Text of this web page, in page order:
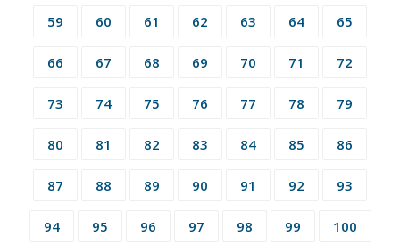
59 60 61 62 63 64 65
66 67 68 69 70 71 72
73 74 75 76 77 78 79
80 81 82 83 84 85 86
87 88 89 90 91 92 93
94 95 96 97 98 99 100